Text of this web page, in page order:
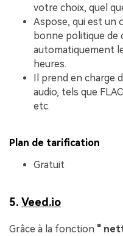
votre choix, quel
Aspose, qui est un
bonne politique de
automatiquement
heures.
Il prend en charge
audio, tels que
etc.
Plan de tarification
Gratuit
5. Veed.io
Grâce à la fonction "